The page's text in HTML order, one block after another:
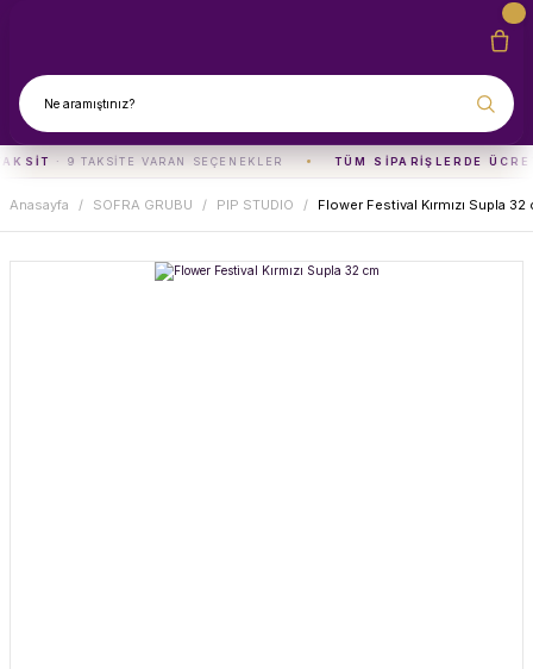
· 9 TAKSITE VARAN SEÇENEKLER TÜM SIPARIŞLERDE
Anasayfa SOFRA GRUBU PIP STUDIO Flower Festival Kırmızı Supla 32